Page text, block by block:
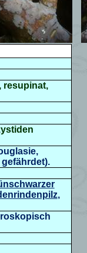
resupinat,
,